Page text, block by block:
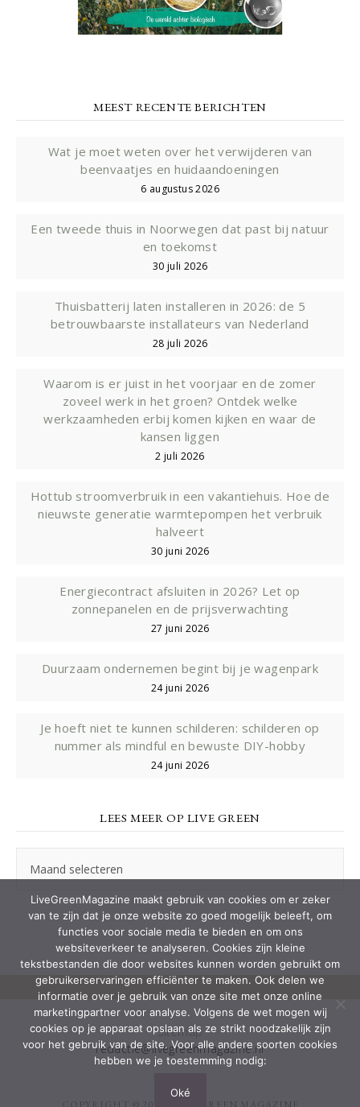
MEEST RECENTE BERICHTEN
Wat je moet weten over het verwijderen van
beenvaatjes en huidaandoeningen
6 augustus 2026
Een tweede thuis in Noorwegen dat past bij natuur
en toekomst
30 juli 2026
Thuisbatterij laten installeren in 2026: de 5
betrouwbaarste installateurs van Nederland
28 juli 2026
Waarom is er juist in het voorjaar en de zomer
zoveel werk in het groen? Ontdek welke
werkzaamheden erbij komen kijken en waar de
kansen liggen
2 juli 2026
Hottub stroomverbruik in een vakantiehuis. Hoe de
nieuwste generatie warmtepompen het verbruik
halveert
30 juni 2026
Energiecontract afsluiten in 2026? Let op
zonnepanelen en de prijsverwachting
27 juni 2026
Duurzaam ondernemen begint bij je wagenpark
24 juni 2026
Je hoeft niet te kunnen schilderen: schilderen op
nummer als mindful en bewuste DIY-hobby
24 juni 2026
LEES MEER OP LIVE GREEN
meer
Sitemap
redactie@livegreenmagazine.nl
LiveGreenMagazine maakt gebruik van cookies om er zeker
van te zijn dat je onze website zo goed mogelijk beleeft, om
functies voor sociale media te bieden en om ons
websiteverkeer te analyseren. Cookies zijn kleine
tekstbestanden die door websites kunnen worden gebruikt om
gebruikerservaringen efficiënter te maken. Ook delen we
informatie over je gebruik van onze site met onze online
marketingpartner voor analyse. Volgens de wet mogen wij
cookies op je apparaat opslaan als ze strikt noodzakelijk zijn
voor het gebruik van de site. Voor alle andere soorten cookies
hebben we je toestemming nodig:
Oké